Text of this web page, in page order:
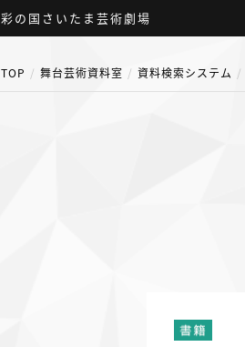
彩の国さいたま芸術劇場
TOP 舞台芸術資料室 資料検索システム